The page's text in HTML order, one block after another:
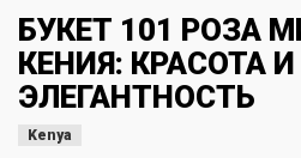
БУКЕТ 101 РОЗА
КЕНИЯ: КРАСОТА И
ЭЛЕГАНТНОСТЬ
Kenya